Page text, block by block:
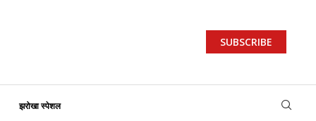
SUBSCRIBE
झरोखा स्पेशल